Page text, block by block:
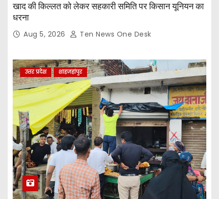
खाद की किल्लत को लेकर सहकारी समिति पर किसान यूनियन का
धरना
Aug 5, 2026 Ten News One Desk
उत्तर प्रदेश शाहजहांपुर